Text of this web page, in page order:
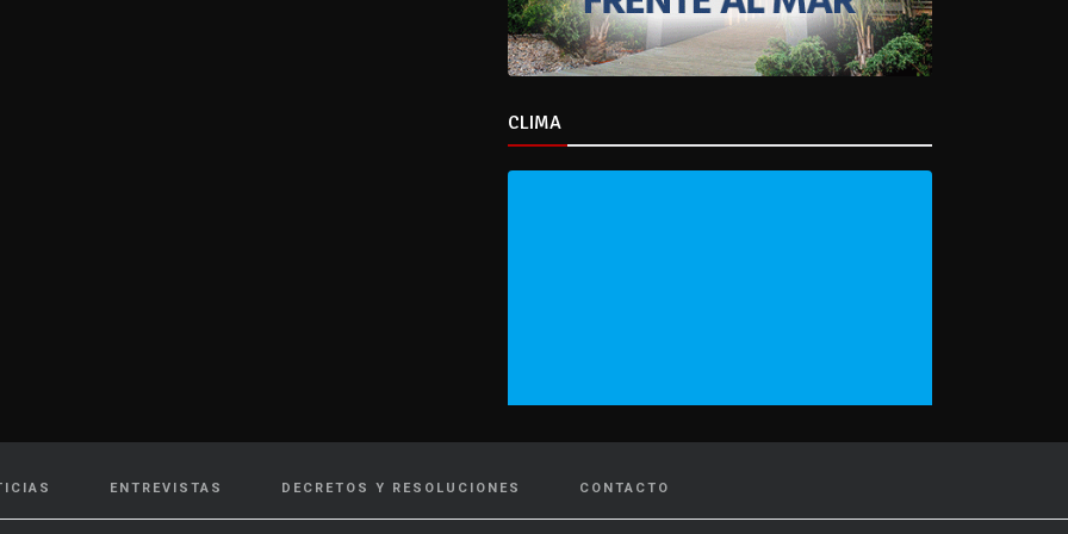
CLIMA
ENTREVISTAS DECRETOS Y RESOLUCIONES CONTACTO